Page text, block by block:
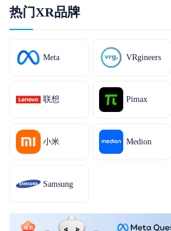
度，已经用真金白银投了票。
热门XR品牌
Meta VRgineers
联想 Pimax
小米 Medion
Samsung